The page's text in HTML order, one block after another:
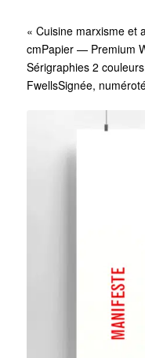
« Cuisine marxisme et
cmPapier — Premium
Sérigraphies 2
FwellsSignée,